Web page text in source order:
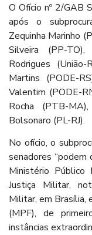
O Ofício nº 2/GAB
após o
Zequinha Marinho
Silveira (PP-
Rodrigues
Martins (PODE-
Valentim (PODE-
Rocha (PTB-
Bolsonaro (PL-RJ).
No ofício, o
senadores
Ministério
Justiça Militar,
Militar, em Brasília,
(MPF), de
instâncias